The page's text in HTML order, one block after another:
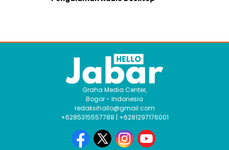
Graha Media Center,
Bogor - Indonesia
redaksihallo@gmail.com
+6285315557788 | +6281297176001